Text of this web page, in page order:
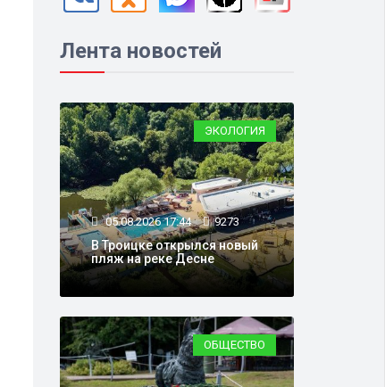
Лента новостей
ЭКОЛОГИЯ
05.08.2026 17:44 9273
В Троицке открылся новый
пляж на реке Десне
ОБЩЕСТВО